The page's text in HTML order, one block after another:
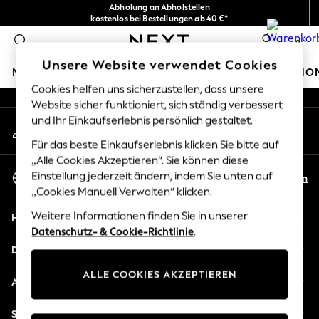
Abholung an Abholstellen
kostenlos bei Bestellungen ab 40 €*
Problemlose Rückgaben*
0
MÄDCHEN JUNGEN BABY DAMEN HERREN
GIRLS
New In
New in from Next
New In
Trending: Top & Short Sets
Trending: Clogs
Toy Story
THE SET
116 - 134cm
140 - 174cm
All Clothing
An error occurred on client
Unsere sozialen Netzwerke
Mein Konto
Melden Sie sich bei Ihrem Konto an
Sprache Auswählen
Deutsch
En
Hilfe
Datenschutz und Rechtliches
Abteilungen
Sonstige Dienstleistungen
Unsere Website verwendet Cookies
Cookies helfen uns sicherzustellen, dass unsere
Website sicher funktioniert, sich ständig verbessert
und Ihr Einkaufserlebnis persönlich gestaltet.
Für das beste Einkaufserlebnis klicken Sie bitte auf
„Alle Cookies Akzeptieren“. Sie können diese
Einstellung jederzeit ändern, indem Sie unten auf
„Cookies Manuell Verwalten“ klicken.
Weitere Informationen finden Sie in unserer
Datenschutz- & Cookie-Richtlinie.
ALLE COOKIES AKZEPTIEREN